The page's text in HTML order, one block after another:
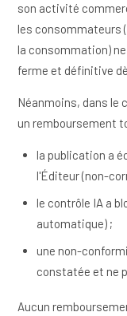
son activité
les consommateurs
la consommation)
ferme et définitive
Néanmoins, dans le
un remboursement
la publication a
l'Éditeur (non-
le contrôle IA a
automatique) ;
une non-
constatée et ne
Aucun